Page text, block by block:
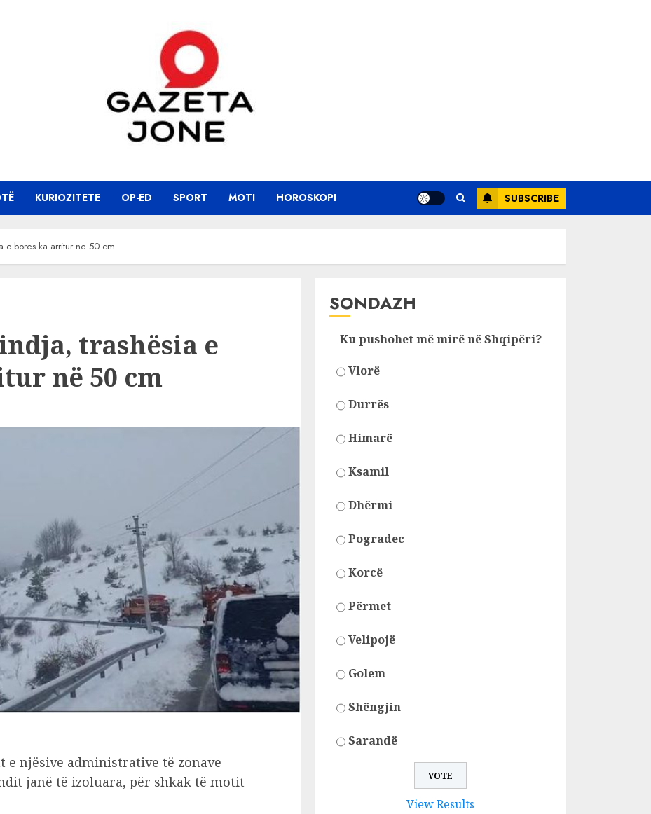
KURIOZITETE OP-ED SPORT MOTI HOROSKOPI SUBSCRIBE
e borës ka arritur në 50 cm
trashësia e
në 50 cm
e njësive administrative të zonave
janë të izoluara, për shkak të motit
SONDAZH
Ku pushohet më mirë në Shqipëri?
Vlorë
Durrës
Himarë
Ksamil
Dhërmi
Pogradec
Korcë
Përmet
Velipojë
Golem
Shëngjin
Sarandë
View Results